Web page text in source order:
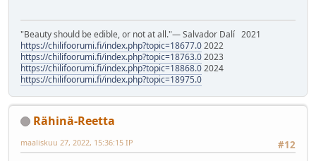
"Beauty should be edible, or not at all."― Salvador Dalí 2021
https://chilifoorumi.fi/index.php?topic=18677.02022
https://chilifoorumi.fi/index.php?topic=18763.02023
https://chilifoorumi.fi/index.php?topic=18868.02024
https://chilifoorumi.fi/index.php?topic=18975.0
Rähinä-Reetta
#12
maaliskuu 27, 2022, 15:36:15 IP